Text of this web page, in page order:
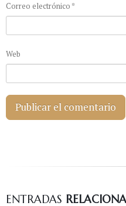
Correo electrónico *
Web
ENTRADAS